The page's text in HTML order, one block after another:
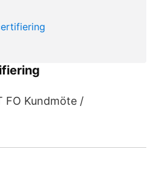
FO Kundmöte /